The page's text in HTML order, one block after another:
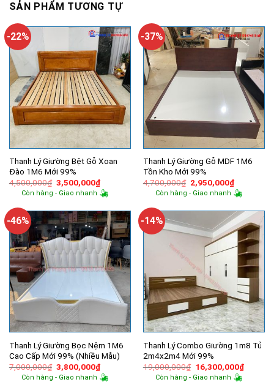
SẢN PHẨM TƯƠNG TỰ
-22%
Thanh Lý Giường Bệt Gỗ Xoan
Đào 1M6 Mới 99%
4,500,000₫ Giá
gốc
là:
3,500,000₫Giá
hiện
tại
3,500,000₫.
Còn hàng - Giao nhanh
-37%
Thanh Lý Giường Gỗ MDF 1M6
Tồn Kho Mới 99%
4,700,000₫ Giá
gốc
là:
2,950,000₫Giá
hiện
tại
Còn hàng - Giao nhanh
-46%
Thanh Lý Giường Bọc Nệm 1M6
Cao Cấp Mới 99% (Nhiều Mẫu)
7,000,000₫ Giá
gốc
3,800,000₫Giá
hiện
Còn hàng - Giao nhanh
-14%
Thanh Lý Combo Giường 1m8 Tủ
2m4x2m4 Mới 99%
19,000,000₫ Giá
gốc
16,300,000₫Giá
hiện
Còn hàng - Giao nhanh